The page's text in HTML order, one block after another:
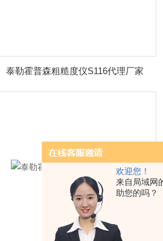
欢迎您！
来自局域网
助您的吗？
泰勒霍普森粗糙度仪S116代理厂家